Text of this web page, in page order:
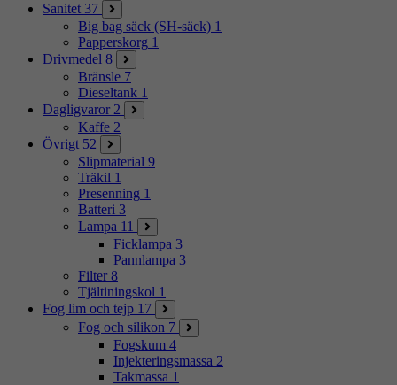
Sanitet 37
Big bag säck (SH-säck) 1
Papperskorg 1
Drivmedel 8
Bränsle 7
Dieseltank 1
Dagligvaror 2
Kaffe 2
Övrigt 52
Slipmaterial 9
Träkil 1
Presenning 1
Batteri 3
Lampa 11
Ficklampa 3
Pannlampa 3
Filter 8
Tjältiningskol 1
Fog lim och tejp 17
Fog och silikon 7
Fogskum 4
Injekteringsmassa 2
Takmassa 1